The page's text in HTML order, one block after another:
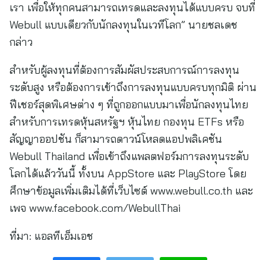
เรา เพื่อให้ทุกคนสามารถเทรดและลงทุนได้แบบครบ จบที่
Webull แบบเดียวกับนักลงทุนในเวทีโลก” นายชลเดช
กล่าว
สำหรับผู้ลงทุนที่ต้องการสัมผัสประสบการณ์การลงทุน
ระดับสูง หรือต้องการเข้าถึงการลงทุนแบบครบทุกมิติ ผ่าน
ฟีเชอร์สุดพิเศษต่าง ๆ ที่ถูกออกแบบมาเพื่อนักลงทุนไทย
สำหรับการเทรดหุ้นสหรัฐฯ หุ้นไทย กองทุน ETFs หรือ
สัญญาออปชัน ก็สามารถดาวน์โหลดแอปพลิเคชัน
Webull Thailand เพื่อเข้าถึงแพลตฟอร์มการลงทุนระดับ
โลกได้แล้ววันนี้ ทั้งบน AppStore และ PlayStore โดย
ศึกษาข้อมูลเพิ่มเติมได้ที่เว็บไซต์ www.webull.co.th และ
เพจ www.facebook.com/WebullThai
ที่มา: แอลทีเอ็มเอช